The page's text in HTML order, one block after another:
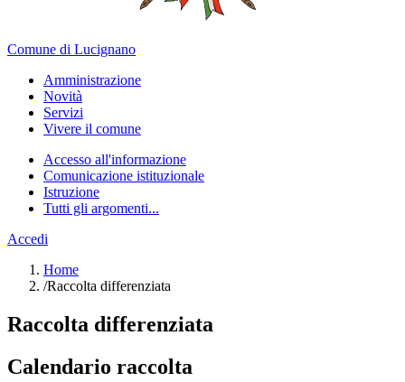
Comune di Lucignano
Amministrazione
Novità
Servizi
Vivere il comune
Accesso all'informazione
Comunicazione istituzionale
Istruzione
Tutti gli argomenti...
Accedi
Home
/Raccolta differenziata
Raccolta differenziata
Calendario raccolta